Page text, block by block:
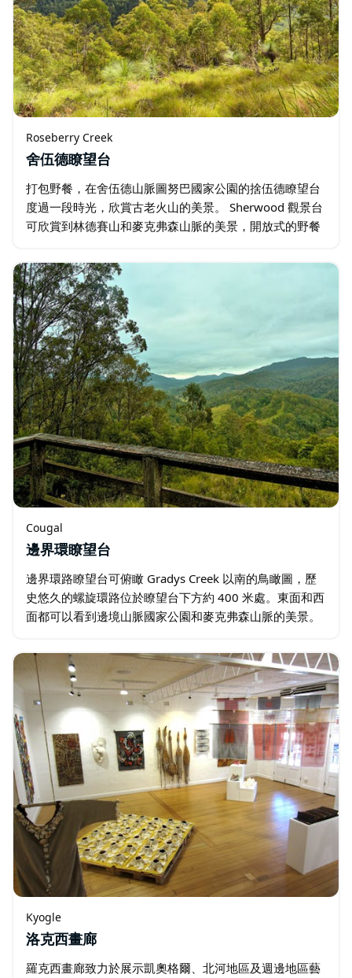
Roseberry Creek
舍伍德瞭望台
打包野餐，在舍伍德山脈圖努巴國家公園的捨伍德瞭望台
度過一段時光，欣賞古老火山的美景。 Sherwood 觀景台
可欣賞到林德賽山和麥克弗森山脈的美景，開放式的野餐
一個了不起的發現…
Cougal
邊界環瞭望台
邊界環路瞭望台可俯瞰 Gradys Creek 以南的鳥瞰圖，歷
史悠久的螺旋環路位於瞭望台下方約 400 米處。東面和西
面都可以看到邊境山脈國家公園和麥克弗森山脈的美景。
市的第一條標準軌距鐵路…
Kyogle
洛克西畫廊
羅克西畫廊致力於展示凱奧格爾、北河地區及週邊地區藝